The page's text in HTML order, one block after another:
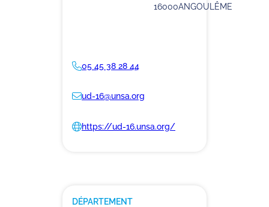
16000ANGOULÊME
05 45 38 28 44
ud-16@unsa.org
https://ud-16.unsa.org/
DÉPARTEMENT